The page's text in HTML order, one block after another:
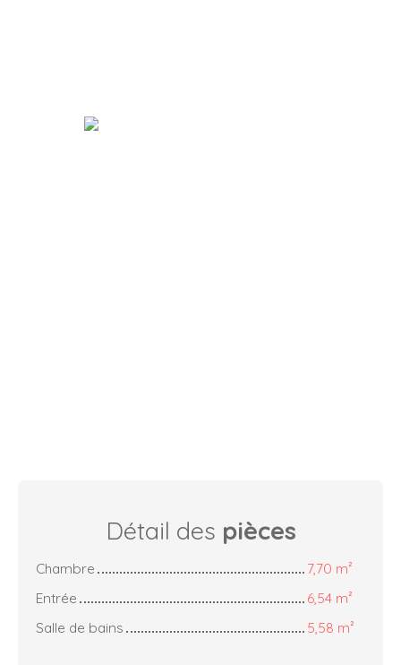
Détail des pièces
Chambre
7,70 m²
Entrée
6,54 m²
Salle de bains
5,58 m²